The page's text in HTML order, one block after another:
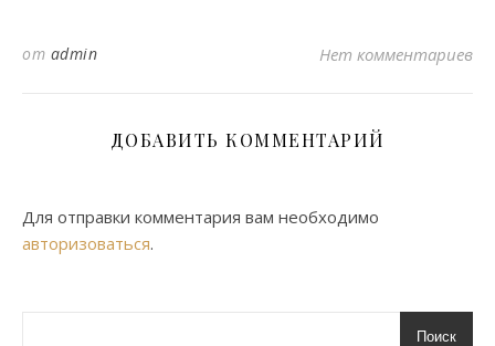
от admin Нет комментариев
ДОБАВИТЬ КОММЕНТАРИЙ
Для отправки комментария вам необходимо
авторизоваться.
Поиск